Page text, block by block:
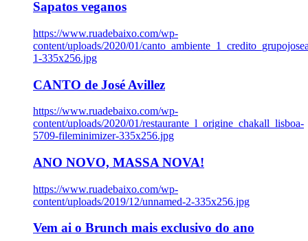
Sapatos veganos
https://www.ruadebaixo.com/wp-
content/uploads/2020/01/
1-335x256.jpg
CANTO de José Avillez
https://www.ruadebaixo.com/wp-
content/uploads/2020/01/restaurante_l_origine_chakall_lisboa-
5709-fileminimizer-335x256.jpg
ANO NOVO, MASSA NOVA!
https://www.ruadebaixo.com/wp-
content/uploads/2019/12/unnamed-2-335x256.jpg
Vem ai o Brunch mais exclusivo do ano